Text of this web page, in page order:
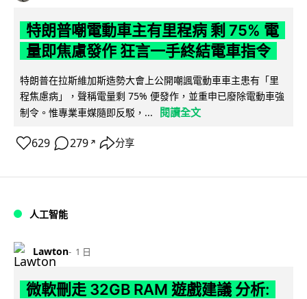
特朗普嘲電動車主有里程病 剩 75% 電
量即焦慮發作 狂言一手終結電車指令
特朗普在拉斯維加斯造勢大會上公開嘲諷電動車車主患有「里
程焦慮病」，聲稱電量剩 75% 便發作，並重申已廢除電動車強
制令。惟專業車媒隨即反駁，...
閱讀全文
629 279 ↗ 分享
人工智能
Lawton 1 日
微軟刪走 32GB RAM 遊戲建議 分析: